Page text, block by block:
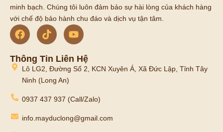
minh bạch. Chúng tôi luôn đảm bảo sự hài lòng của khách hàng
với chế độ bảo hành chu đáo và dịch vụ tận tâm.
Thông Tin Liên Hệ
Lô LG2, Đường Số 2, KCN Xuyên Á, Xã Đức Lập, Tỉnh Tây
Ninh (Long An)
0937 437 937 (Call/Zalo)
info.mayduclong@gmail.com